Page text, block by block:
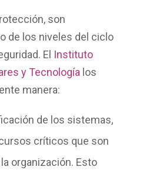
son
de los niveles del ciclo
El Instituto
y Tecnología los
manera:
de los sistemas,
críticos que son
organización. Esto